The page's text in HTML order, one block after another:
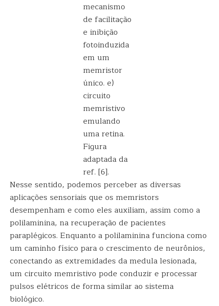
mecanismo
de facilitação
e inibição
fotoinduzida
em um
memristor
único. e)
circuito
memristivo
emulando
uma retina.
Figura
adaptada da
ref. [6].
Nesse sentido, podemos perceber as diversas
aplicações sensoriais que os memristors
desempenham e como eles auxiliam, assim como a
polilaminina, na recuperação de pacientes
paraplégicos. Enquanto a polilaminina funciona como
um caminho físico para o crescimento de neurônios,
conectando as extremidades da medula lesionada,
um circuito memristivo pode conduzir e processar
pulsos elétricos de forma similar ao sistema
biológico.